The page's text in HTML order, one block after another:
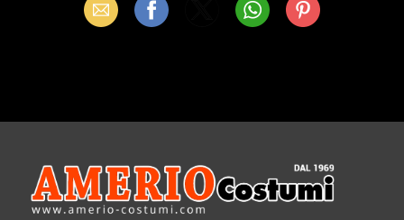
Email Facebook WhatsAppPinterest